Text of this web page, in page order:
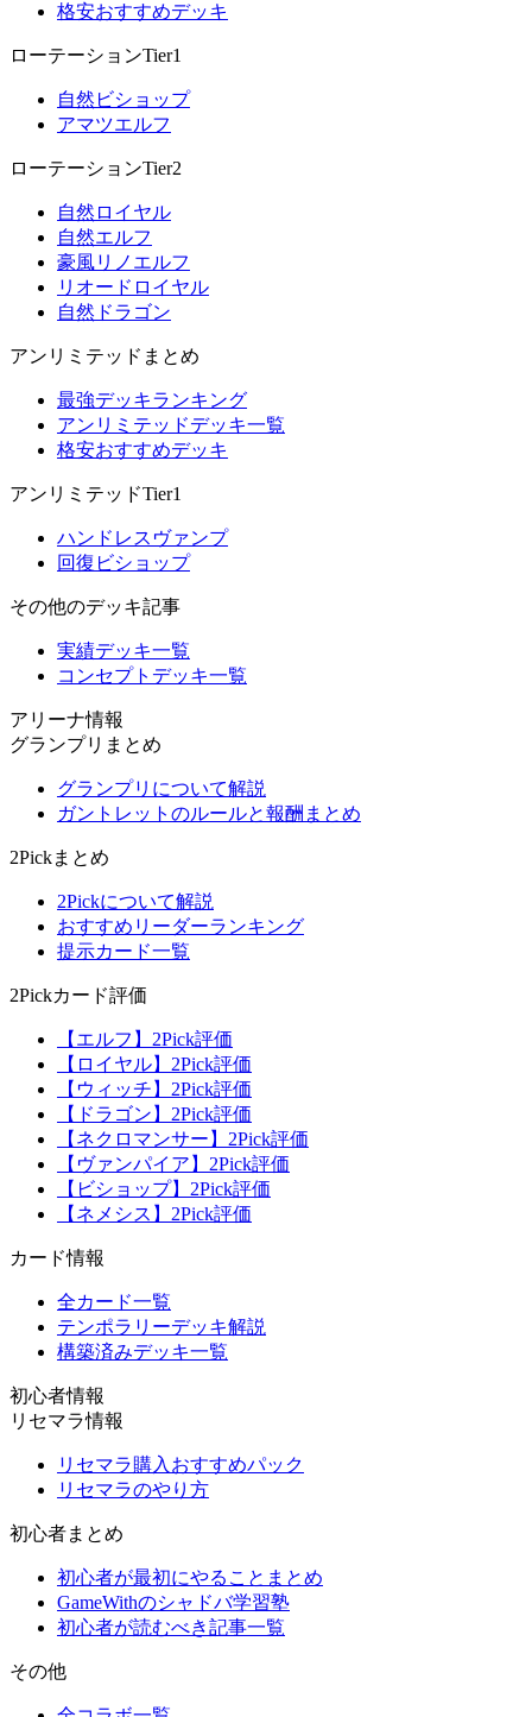
格安おすすめデッキ
ローテーションTier1
自然ビショップ
アマツエルフ
ローテーションTier2
自然ロイヤル
自然エルフ
豪風リノエルフ
リオードロイヤル
自然ドラゴン
アンリミテッドまとめ
最強デッキランキング
アンリミテッドデッキ一覧
格安おすすめデッキ
アンリミテッドTier1
ハンドレスヴァンプ
回復ビショップ
その他のデッキ記事
実績デッキ一覧
コンセプトデッキ一覧
アリーナ情報
グランプリまとめ
グランプリについて解説
ガントレットのルールと報酬まとめ
2Pickまとめ
2Pickについて解説
おすすめリーダーランキング
提示カード一覧
2Pickカード評価
【エルフ】2Pick評価
【ロイヤル】2Pick評価
【ウィッチ】2Pick評価
【ドラゴン】2Pick評価
【ネクロマンサー】2Pick評価
【ヴァンパイア】2Pick評価
【ビショップ】2Pick評価
【ネメシス】2Pick評価
カード情報
全カード一覧
テンポラリーデッキ解説
構築済みデッキ一覧
初心者情報
リセマラ情報
リセマラ購入おすすめパック
リセマラのやり方
初心者まとめ
初心者が最初にやることまとめ
GameWithのシャドバ学習塾
初心者が読むべき記事一覧
その他